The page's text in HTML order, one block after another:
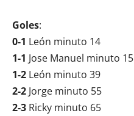
Goles:
0-1 León minuto 14
1-1 Jose Manuel minuto 15
1-2 León minuto 39
2-2 Jorge minuto 55
2-3 Ricky minuto 65